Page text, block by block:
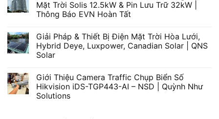
Mặt Trời Solis 12.5kW & Pin Lưu Trữ 32kW |
Thông Báo EVN Hoàn Tất
Giải Pháp & Thiết Bị Điện Mặt Trời Hòa Lưới,
Hybrid Deye, Luxpower, Canadian Solar | QNS
Solar
Giới Thiệu Camera Traffic Chụp Biển Số
Hikvision iDS-TGP443-AI – NSD | Quỳnh Như
Solutions